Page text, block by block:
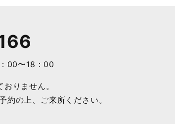
00〜18：00
りません。
約の上、ご来所ください。